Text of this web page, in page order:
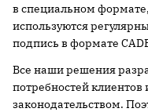
в специальном
используются
подпись в формате
Все наши решения
потребностей клиентов
законодательством.